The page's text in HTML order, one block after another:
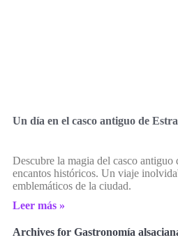
Un día en el casco antiguo de
Descubre la magia del casco antiguo
encantos históricos. Un viaje
emblemáticos de la ciudad.
Leer más »
Archives for Gastronomía